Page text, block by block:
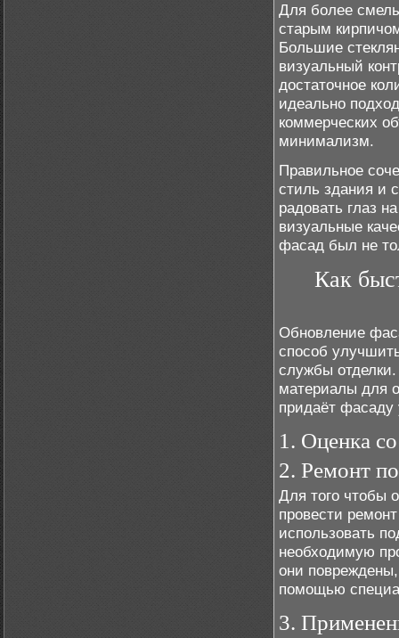
Для более
старым
Большие
визуальный
достаточное
идеально
коммерческих
минимализм.
Правильное
стиль здания и
радовать глаз
визуальные
фасад был не
Как
Обновление
способ
службы
материалы для
придаёт фасаду
1. Оценка
2. Ремонт
Для того чтобы
провести
использовать
необходимую
они
помощью
3.